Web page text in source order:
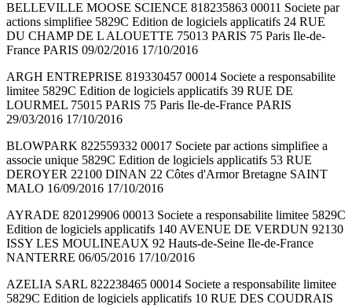
BELLEVILLE MOOSE SCIENCE 818235863 00011 Societe par
actions simplifiee 5829C Edition de logiciels applicatifs 24 RUE
DU CHAMP DE L ALOUETTE 75013 PARIS 75 Paris Ile-de-
France PARIS 09/02/2016 17/10/2016
ARGH ENTREPRISE 819330457 00014 Societe a responsabilite
limitee 5829C Edition de logiciels applicatifs 39 RUE DE
LOURMEL 75015 PARIS 75 Paris Ile-de-France PARIS
29/03/2016 17/10/2016
BLOWPARK 822559332 00017 Societe par actions simplifiee a
associe unique 5829C Edition de logiciels applicatifs 53 RUE
DEROYER 22100 DINAN 22 Côtes d'Armor Bretagne SAINT
MALO 16/09/2016 17/10/2016
AYRADE 820129906 00013 Societe a responsabilite limitee 5829C
Edition de logiciels applicatifs 140 AVENUE DE VERDUN 92130
ISSY LES MOULINEAUX 92 Hauts-de-Seine Ile-de-France
NANTERRE 06/05/2016 17/10/2016
AZELIA SARL 822238465 00014 Societe a responsabilite limitee
5829C Edition de logiciels applicatifs 10 RUE DES COUDRAIS